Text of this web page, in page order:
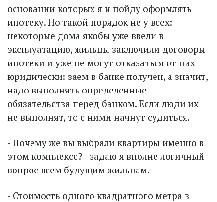
основании которых я и пойду оформлять
ипотеку. Но такой порядок не у всех:
некоторые дома якобы уже ввели в
эксплуатацию, жильцы заключили договоры
ипотеки и уже не могут отказаться от них
юридически: заем в банке получен, а значит,
надо выполнять определенные
обязательства перед банком. Если люди их
не выполнят, то с ними начнут судиться.
- Почему же вы выбрали квартиры именно в
этом комплексе? - задаю я вполне логичный
вопрос всем будущим жильцам.
- Стоимость одного квадратного метра в